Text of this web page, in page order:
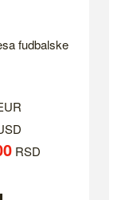
fudbalske
RSD